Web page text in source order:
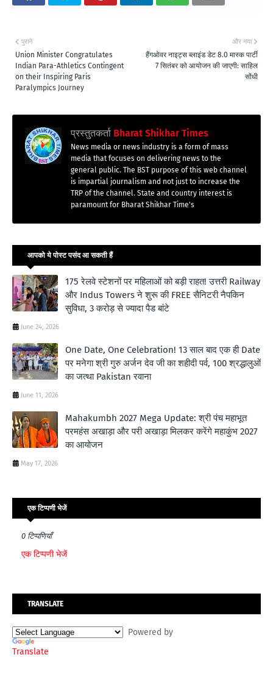
और नया
हैंगओवर नाइट्स ब्लाइंड डेट 8.0 मास्क पार्टी
7 सितंबर को आयोजन की जाएगी: साहिल
सोंधी
पुराने
Union Minister Congratulates
Indian Para-Athletics Contingent
on their Inspiring Paris
Paralympics Journey
प्रस्तुतकर्ता Bharat Shikhar Times
News media or news industry is a form of mass
media that focuses on delivering news to the
general public. The BST purpose of this web channel
is impartial journalism and not just to increase the
TRP of the channel. State and country interest is
paramount for Bharat Shikhar Time's
आपको ये पोस्ट पसंद आ सकती हैं
175 रेलवे स्टेशनों पर महिलाओं को बड़ी राहत! उत्तरी Railway
और Indus Towers ने शुरू की FREE सैनिटरी नैपकिन
सुविधा, 3 करोड़ से ज्यादा पैड बांटे
June 24, 2026
One Date, One Celebration! 13 साल बाद एक ही Date
पर मनेगा श्री गुरु अर्जन देव जी का शहीदी पर्व, 100 श्रद्धालुओं
का जत्था Pakistan रवाना
June 11, 2026
Mahakumbh 2027 Mega Update: श्री पंच महाभूत
परमहंस अखाड़ा और परी अखाड़ा मिलकर करेंगे महाकुंभ 2027
का आयोजन
May 17, 2026
एक टिप्पणी भेजें
0 टिप्पणियाँ
एक टिप्पणी भेजें
TRANSLATE
Powered by
Translate